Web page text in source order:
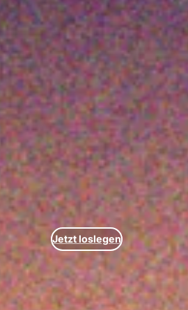
Jetzt loslegen